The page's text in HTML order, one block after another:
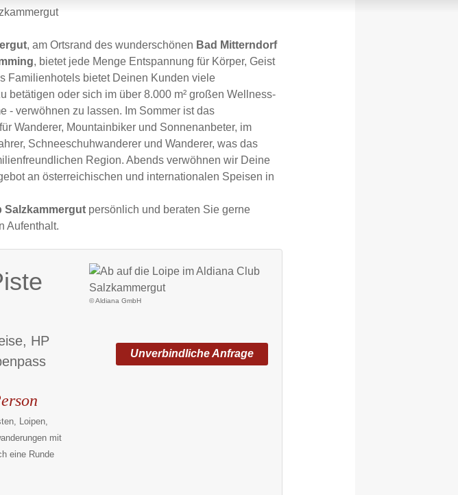
, am Ortsrand des wunderschönen Bad Mitterndorf
, bietet jede Menge Entspannung für Körper, Geist
Familienhotels bietet Deinen Kunden viele
betätigen oder sich im über 8.000 m² großen Wellness-
- verwöhnen zu lassen. Im Sommer ist das
Wanderer, Mountainbiker und Sonnenanbeter, im
Schneeschuhwanderer und Wanderer, was das
Region. Abends verwöhnen wir Deine
an österreichischen und internationalen Speisen in
Salzkammergut persönlich und beraten Sie gerne
Aufenthalt.
HP
Loipen,
mit
eine Runde
© Aldiana GmbH
Unverbindliche Anfrage